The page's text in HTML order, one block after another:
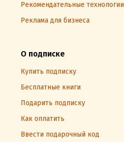
Рекомендательные технологии
Реклама для бизнеса
О подписке
Купить подписку
Бесплатные книги
Подарить подписку
Как оплатить
Ввести подарочный код